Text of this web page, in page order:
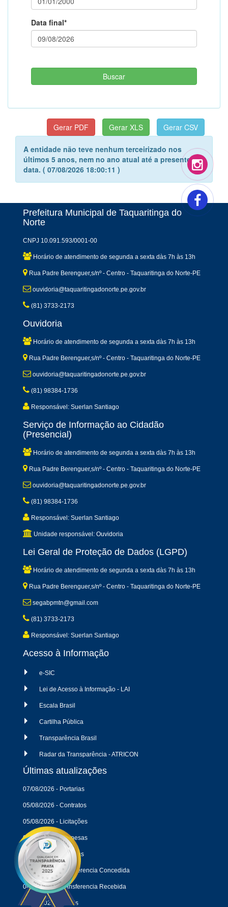
Data final*
A entidade não teve nenhum terceirizado nos
últimos 5 anos, nem no ano atual até a presente
data. ( 07/08/2026 18:00:11 )
Prefeitura Municipal de Taquaritinga do
Norte
CNPJ 10.091.593/0001-00
Horário de atendimento de segunda a sexta dàs 7h às 13h
Rua Padre Berenguer,s/nº - Centro - Taquaritinga do Norte-PE
ouvidoria@taquaritingadonorte.pe.gov.br
(81) 3733-2173
Ouvidoria
Horário de atendimento de segunda a sexta dàs 7h às 13h
Rua Padre Berenguer,s/nº - Centro - Taquaritinga do Norte-PE
ouvidoria@taquaritingadonorte.pe.gov.br
(81) 98384-1736
Responsável: Suerlan Santiago
Serviço de Informação ao Cidadão
(Presencial)
Horário de atendimento de segunda a sexta dàs 7h às 13h
Rua Padre Berenguer,s/nº - Centro - Taquaritinga do Norte-PE
ouvidoria@taquaritingadonorte.pe.gov.br
(81) 98384-1736
Responsável: Suerlan Santiago
Unidade responsável: Ouvidoria
Lei Geral de Proteção de Dados (LGPD)
Horário de atendimento de segunda a sexta dàs 7h às 13h
Rua Padre Berenguer,s/nº - Centro - Taquaritinga do Norte-PE
segabpmtn@gmail.com
(81) 3733-2173
Responsável: Suerlan Santiago
Acesso à Informação
e-SIC
Lei de Acesso à Informação - LAI
Escala Brasil
Cartilha Pública
Transparência Brasil
Radar da Transparência - ATRICON
Últimas atualizações
07/08/2026 - Portarias
05/08/2026 - Contratos
05/08/2026 - Licitações
04/08/2026 - Despesas
04/08/2026 - Receitas
04/08/2026 - Transferencia Concedida
04/08/2026 - Transferencia Recebida
18/05/2026 - Editais